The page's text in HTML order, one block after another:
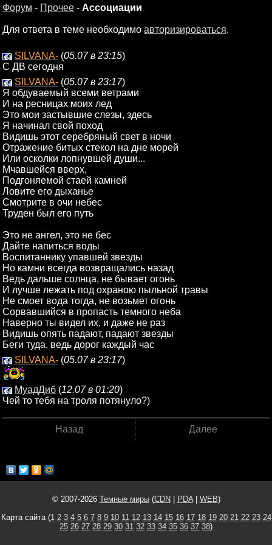
Форум - Прочее - Ассоциации
Для ответа в теме необходимо авторизироваться.
SILVANA- (05.07 в 23:15)
С ДВ сегодня
SILVANA- (05.07 в 23:17)
Я обдуваемый всеми ветрами
И на ресницах моих лед
Это мои застывшие слезы, здесь
Я начинал свой поход
Видишь этот сeребряный свет в ночи
Отражение битых стекол на дне морей
Или осколки лопнувшей души...
Мчавшейся вверx,
Подгоняемой стаей камней
Ловите его дыханье
Смотрите в очи небес
Труден был его путь
Это не ангел, это не бес
Дайте напиться воды
Воспитаннику упавшей звезды
Нo камни всегда возвращались назад
Ведь дальше солнца, не бывает огонь
И лучше лежать под oхраною пыльной травы
Нe смоет вода тогда, не возьмет огонь
Сорвавшийся в пропасть темного неба
Наверно ты видел их, и даже не раз
Видишь опять падают, падают звезды
Беги туда, ведь дорог каждый час
SILVANA- (05.07 в 23:17)
МуадДиб (12.07 в 01:20)
Чей то тебя на троля потянуло?)
Назад Далее
© 2007-2026 Темные миры(CDN PDA| WEB)
Карта сайта (1 2 3 4 5 6 7 8 9 10 11 12 13 14 15 16 17 18 19 20 21 22 23 24
25 26 27 28 29 30 31 32 33 34 35 36 37 38)